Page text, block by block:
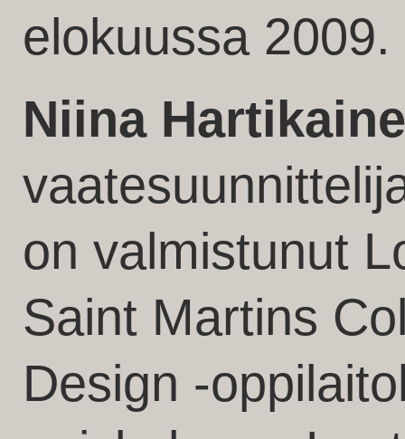
elokuussa 2009.
Niina
on valmistunut
Saint Martins
Design -